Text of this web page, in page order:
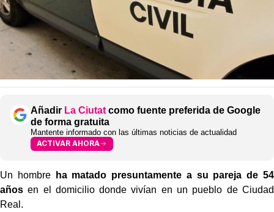
Añadir La Ciutat como fuente preferida de Google
de forma gratuita
Mantente informado con las últimas noticias de actualidad
ACTIVAR AHORA
Un hombre
ha matado presuntamente a su pareja de 54
años en el domicilio donde vivían en un pueblo de Ciudad
Real.